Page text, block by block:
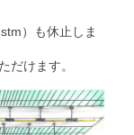
）も休止しま
だけます。